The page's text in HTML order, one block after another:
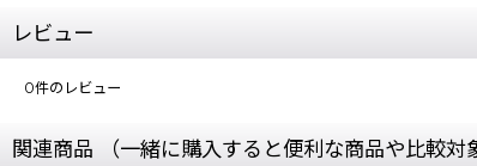
レビュー
0件のレビュー
関連商品 （一緒に購入すると便利な商品や比較対